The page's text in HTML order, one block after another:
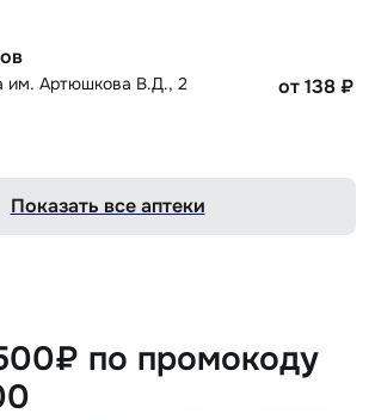
им. Артюшкова В.Д., 2 от 138₽
Показать все аптеки
по промокоду